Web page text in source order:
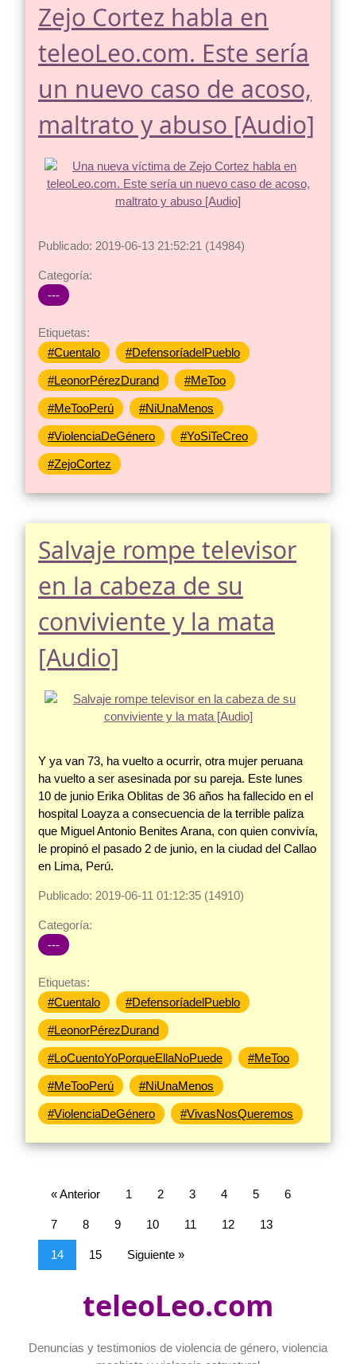
Zejo Cortez habla en
teleoLeo.com. Este sería
un nuevo caso de acoso,
maltrato y abuso [Audio]
Publicado: 2019-06-13 21:52:21 (14984)
Categoría:
---
Etiquetas:
#Cuentalo
#DefensoríadelPueblo
#LeonorPérezDurand #MeToo
#MeTooPerú #NiUnaMenos
#ViolenciaDeGénero #YoSiTeCreo
#ZejoCortez
Salvaje rompe televisor
en la cabeza de su
conviviente y la mata
[Audio]
Y ya van 73, ha vuelto a ocurrir, otra mujer peruana
ha vuelto a ser asesinada por su pareja. Este lunes
10 de junio Erika Oblitas de 36 años ha fallecido en el
hospital Loayza a consecuencia de la terrible paliza
que Miguel Antonio Benites Arana, con quien convivía,
le propinó el pasado 2 de junio, en la ciudad del Callao
en Lima, Perú.
Publicado: 2019-06-11 01:12:35 (14910)
Categoría:
---
Etiquetas:
#Cuentalo
#DefensoríadelPueblo
#LeonorPérezDurand
#LoCuentoYoPorqueEllaNoPuede #MeToo
#MeTooPerú #NiUnaMenos
#ViolenciaDeGénero #VivasNosQueremos
« Anterior 1 2 3 4 5 6
7 8 9 10 11 12 13
14 15 Siguiente »
teleoLeo.com
Denuncias y testimonios de violencia de género, violencia